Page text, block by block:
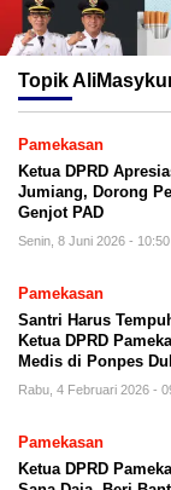
Topik
Pamekasan
Ketua DPRD
Jumiang, Dorong
Genjot PAD
Senin, 8 Juni 2026 -
Pamekasan
Santri Harus
Ketua DPRD
Medis di Ponpes
Rabu, 4 Februari 2026 -
Pamekasan
Ketua DPRD